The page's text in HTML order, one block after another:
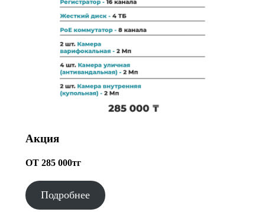
Акция
ОТ 285 000тг
Подробнее